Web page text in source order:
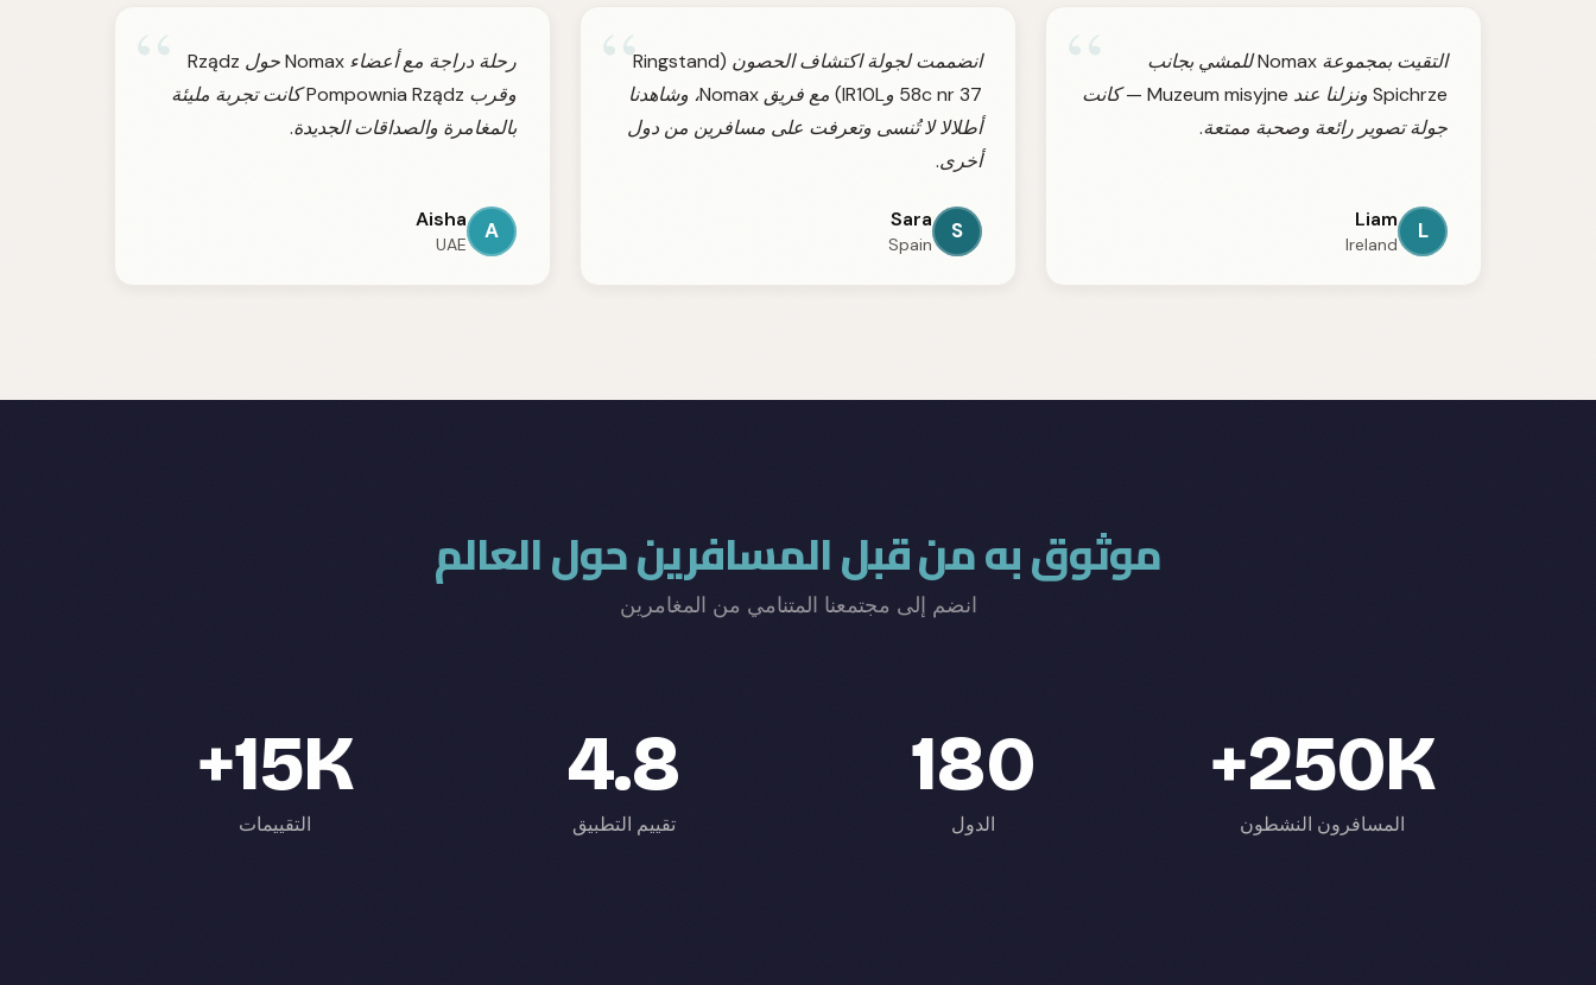
“
التقيت بمجموعة Nomax للمشي بجانب
Spichrze ونزلنا عند Muzeum misyjne — كانت
جولة تصوير رائعة وصحبة ممتعة.
L
Liam
Ireland
“انضممت لجولة اكتشاف الحصون (Ringstand
58c nr 37 وIR10L) مع فريق Nomax، وشاهدنا
أطلالا لا تُنسى وتعرفت على مسافرين من دول
أخرى.
S
Sara
Spain
“
رحلة دراجة مع أعضاء Nomax حول Rządz
وقرب Pompownia Rządz كانت تجربة مليئة
بالمغامرة والصداقات الجديدة.
A
Aisha
UAE
موثوق به من قبل المسافرين حول العالم
انضم إلى مجتمعنا المتنامي من المغامرين
250K+
المسافرون النشطون
180
الدول
4.8
تقييم التطبيق
15K+
التقييمات